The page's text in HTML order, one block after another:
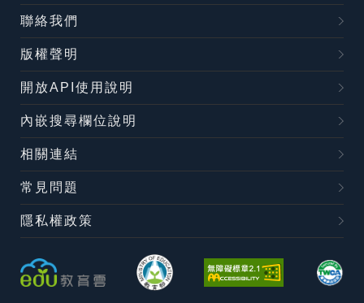
聯絡我們
版權聲明
開放API使用說明
內嵌搜尋欄位說明
相關連結
常見問題
隱私權政策